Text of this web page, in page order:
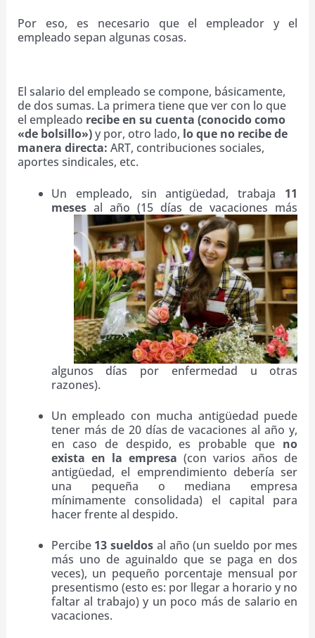
Por eso, es necesario que el empleador y el
empleado sepan algunas cosas.
El salario del empleado se compone, básicamente,
de dos sumas. La primera tiene que ver con lo que
el empleado recibe en su cuenta (conocido como
«de bolsillo»)y por, otro lado, lo que no recibe de
manera directa: ART, contribuciones sociales,
aportes sindicales, etc.
Un empleado, sin antigüedad, trabaja 11
mesesal año (15 días de vacaciones más
algunos días por enfermedad u otras
razones).
Un empleado con mucha antigüedad puede
tener más de 20 días de vacaciones al año y,
en caso de despido, es probable que no
exista en la empresa (con varios años de
antigüedad, el emprendimiento debería ser
una pequeña o mediana empresa
mínimamente consolidada) el capital para
hacer frente al despido.
Percibe 13 sueldos al año (un sueldo por mes
más uno de aguinaldo que se paga en dos
veces), un pequeño porcentaje mensual por
presentismo (esto es: por llegar a horario y no
faltar al trabajo) y un poco más de salario en
vacaciones.